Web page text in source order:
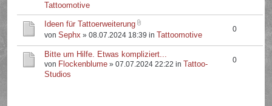
Tattoomotive
Ideen für Tattoerweiterung
vonSephx » 08.07.2024 18:39 in Tattoomotive
0
Bitte um Hilfe. Etwas kompliziert...
von Flockenblume » 07.07.2024 22:22 in Tattoo-
Studios
0